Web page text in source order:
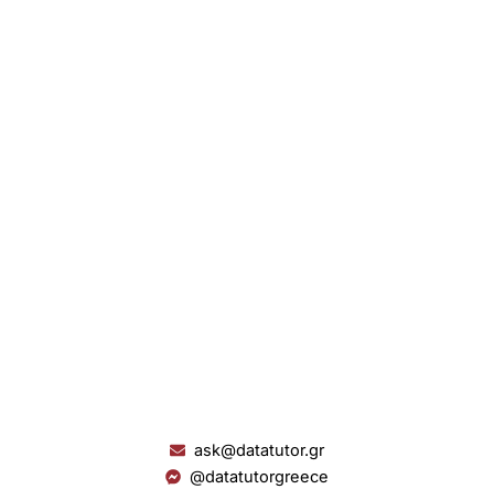
ask@datatutor.gr
@datatutorgreece